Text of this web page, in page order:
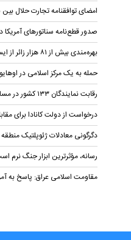
امضای توافقنامه تجارت حلال
صدور قطع‌نامه سناتورهای آمریکا
بهره‌مندی بیش از ۸۱ هزار زائر از ایستگاه‌های قرآنی اربعین
حمله به یک مرکز اسلامی در
رقابت نمایندگان ۱۳۳ کشور در مسابقات بین‌المللی قرآن عربستان
درخواست از دولت کانادا برای
دگرگونی معادلات ژئوپلتیک
رسانه، مؤثرترین ابزار جنگ نرم
مقاومت اسلامی عراق: پاسخ به